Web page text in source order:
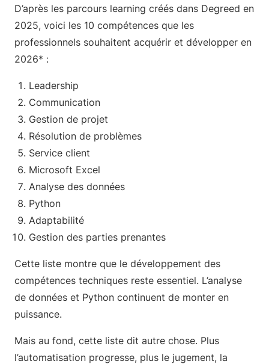
D’après les parcours learning créés dans Degreed en
2025, voici les 10 compétences que les
professionnels souhaitent acquérir et développer en
2026* :
Leadership
Communication
Gestion de projet
Résolution de problèmes
Service client
Microsoft Excel
Analyse des données
Python
Adaptabilité
Gestion des parties prenantes
Cette liste montre que le développement des
compétences techniques reste essentiel. L’analyse
de données et Python continuent de monter en
puissance.
Mais au fond, cette liste dit autre chose. Plus
l’automatisation progresse, plus le jugement, la